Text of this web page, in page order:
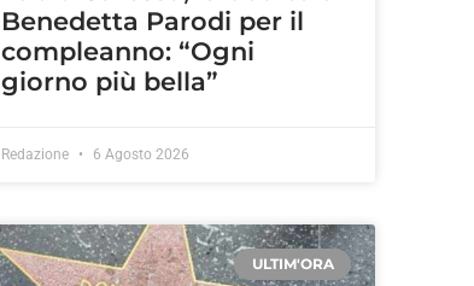
Benedetta Parodi per il
compleanno: “Ogni
giorno più bella”
Redazione 6 Agosto 2026
ULTIM'ORA